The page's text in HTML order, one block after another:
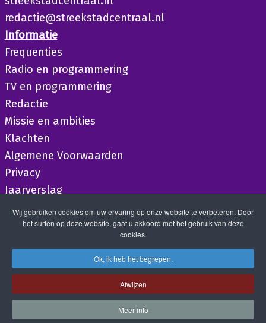
redactie@streekstadcentraal.nl
Informatie
Frequenties
Radio en programmering
TV en programmering
Redactie
Missie en ambities
Klachten
Algemene Voorwaarden
Privacy
Jaarverslag
Wij gebruiken cookies om uw ervaring op onze website te verbeteren. Door
het surfen op deze website, gaat u akkoord met het gebruik van deze
cookies.
Ok, ik heb het begrepen.
Afwijzen
Meer info